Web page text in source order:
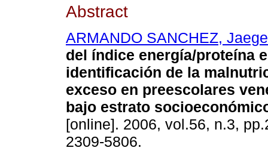
Abstract
ARMANDO SANCHEZ,
del índice energía/proteína
identificación de la
exceso en preescolares
bajo estrato
[online]. 2006, vol.56, n.3,
2309-5806.